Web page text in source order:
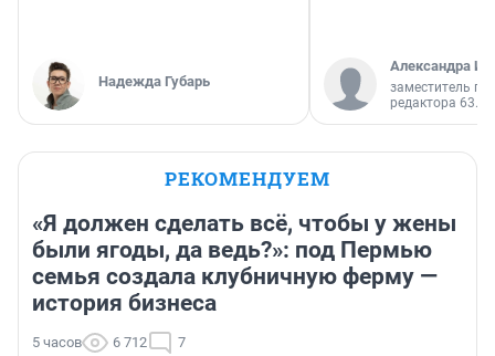
Надежда Губарь
Александра
заместитель
редактора 63.RU
РЕКОМЕНДУЕМ
«Я должен сделать всё, чтобы у жены
были ягоды, да ведь?»: под Пермью
семья создала клубничную ферму —
история бизнеса
5 часов 6 712 7